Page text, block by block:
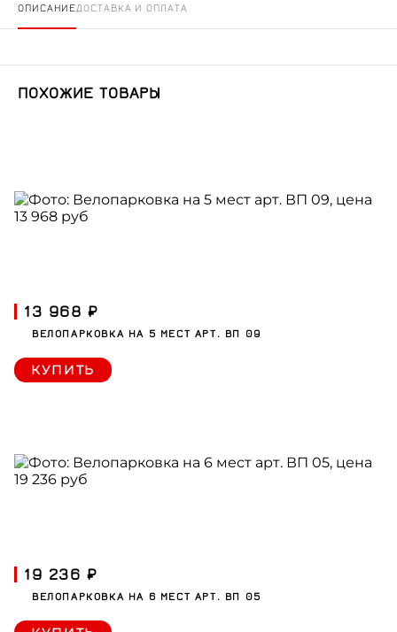
ОПИСАНИЕДОСТАВКА И ОПЛАТА
ПОХОЖИЕ ТОВАРЫ
13 968 ₽
ВЕЛОПАРКОВКА НА 5 МЕСТ АРТ. ВП 09
КУПИТЬ
19 236 ₽
ВЕЛОПАРКОВКА НА 6 МЕСТ АРТ. ВП 05